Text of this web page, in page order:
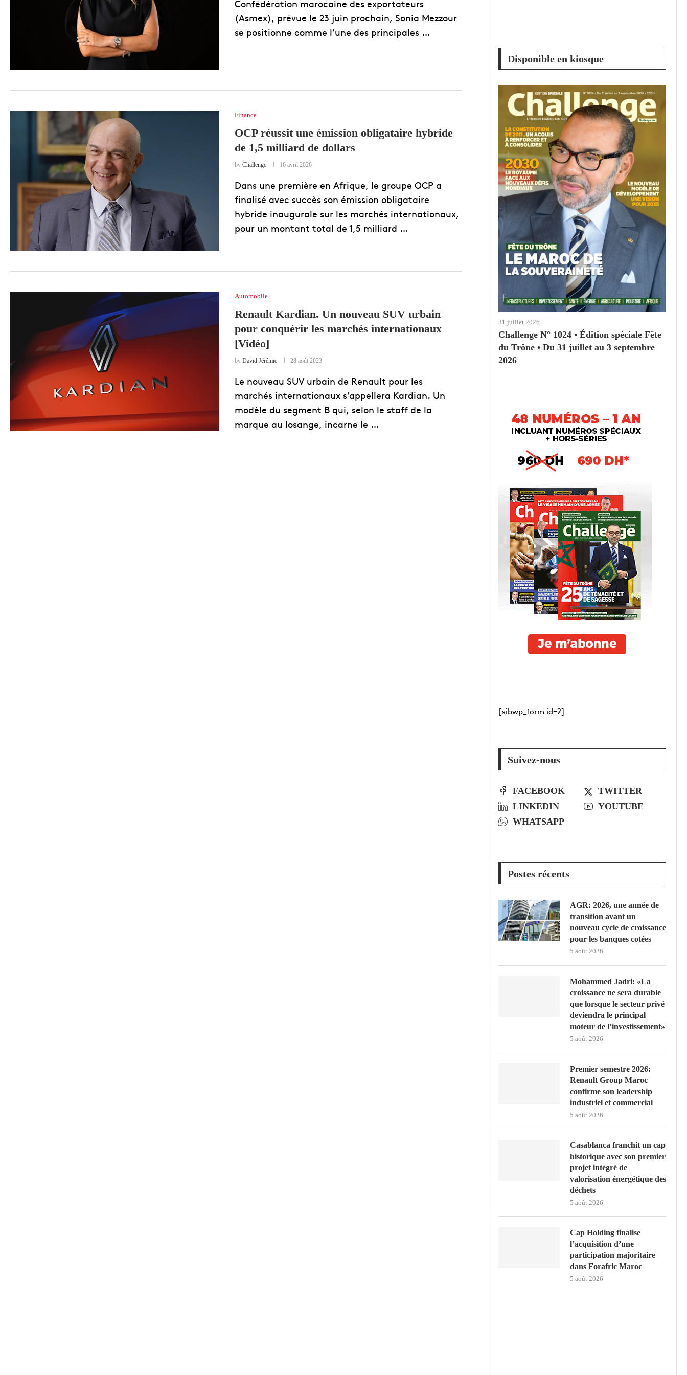
Confédération marocaine des exportateurs
(Asmex), prévue le 23 juin prochain, Sonia Mezzour
se positionne comme l’une des principales …
Finance
OCP réussit une émission obligataire hybride
de 1,5 milliard de dollars
by Challenge 16 avril 2026
Dans une première en Afrique, le groupe OCP a
finalisé avec succès son émission obligataire
hybride inaugurale sur les marchés internationaux,
pour un montant total de 1,5 milliard …
Automobile
Renault Kardian. Un nouveau SUV urbain
pour conquérir les marchés internationaux
[Vidéo]
by David Jérémie 28 août 2023
Le nouveau SUV urbain de Renault pour les
marchés internationaux s’appellera Kardian. Un
modèle du segment B qui, selon le staff de la
marque au losange, incarne le …
Disponible en kiosque
31 juillet 2026
Challenge N° 1024 • Édition spéciale Fête
du Trône • Du 31 juillet au 3 septembre
2026
[sibwp_form id=2]
Suivez-nous
FACEBOOK
TWITTER
LINKEDIN
YOUTUBE
WHATSAPP
Postes récents
AGR: 2026, une année de
transition avant un
nouveau cycle de croissance
pour les banques cotées
5 août 2026
Mohammed Jadri: «La
croissance ne sera durable
que lorsque le secteur privé
deviendra le principal
moteur de l’investissement»
5 août 2026
Premier semestre 2026:
Renault Group Maroc
confirme son leadership
industriel et commercial
5 août 2026
Casablanca franchit un cap
historique avec son premier
projet intégré de
valorisation énergétique des
déchets
5 août 2026
Cap Holding finalise
l’acquisition d’une
participation majoritaire
dans Forafric Maroc
5 août 2026